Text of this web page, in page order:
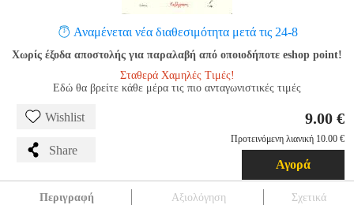
Αναμένεται νέα διαθεσιμότητα μετά τις 24-8
Χωρίς έξοδα αποστολής για παραλαβή από οποιοδήποτε eshop point!
Σταθερά Χαμηλές Τιμές!
Εδώ θα βρείτε κάθε μέρα τις πιο ανταγωνιστικές τιμές
Wishlist
Share
9.00 €
Προτεινόμενη λιανική 10.00 €
Αγορά
Περιγραφή Αξιολόγηση Σχετικά